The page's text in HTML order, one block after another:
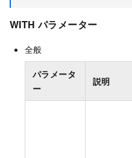
WITH パラメーター
全般
パラメータ
ー
説明